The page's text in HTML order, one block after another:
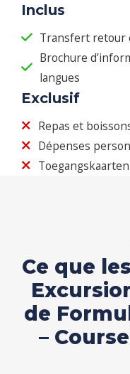
Inclus
Transfert retour
Brochure
langues
Exclusif
Repas et
Dépenses
Ce que
de
–